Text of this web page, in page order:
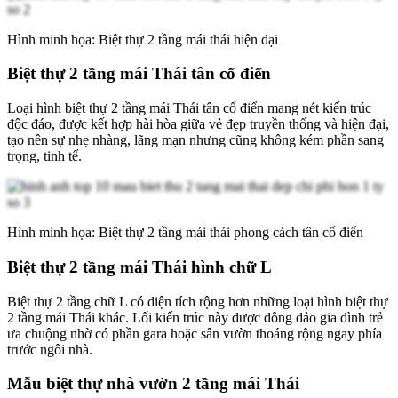
Hình minh họa: Biệt thự 2 tầng mái thái hiện đại
Biệt thự 2 tầng mái Thái tân cổ điển
Loại hình biệt thự 2 tầng mái Thái tân cổ điển mang nét kiến trúc
độc đáo, được kết hợp hài hòa giữa vẻ đẹp truyền thống và hiện đại,
tạo nên sự nhẹ nhàng, lãng mạn nhưng cũng không kém phần sang
trọng, tinh tế.
Hình minh họa: Biệt thự 2 tầng mái thái phong cách tân cổ điển
Biệt thự 2 tầng mái Thái hình chữ L
Biệt thự 2 tầng chữ L có diện tích rộng hơn những loại hình biệt thự
2 tầng mái Thái khác. Lối kiến trúc này được đông đảo gia đình trẻ
ưa chuộng nhờ có phần gara hoặc sân vườn thoáng rộng ngay phía
trước ngôi nhà.
Mẫu biệt thự nhà vườn 2 tầng mái Thái